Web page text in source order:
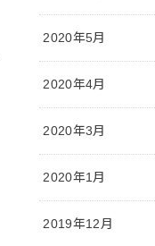
2020年5月
2020年4月
2020年3月
2020年1月
2019年12月